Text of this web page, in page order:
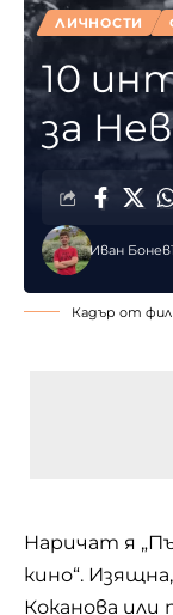
ЛИЧНОСТИ
10
за
Иван Бонев
Кадър от
Наричат я
кино“.
Коканова или